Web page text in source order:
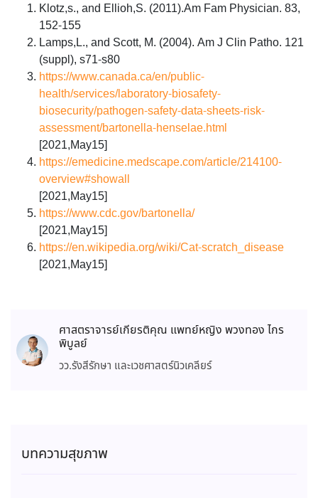
Klotz,s., and Ellioh,S. (2011).Am Fam Physician. 83,
152-155
Lamps,L., and Scott, M. (2004). Am J Clin Patho. 121
(suppl), s71-s80
https://www.canada.ca/en/public-
health/services/laboratory-biosafety-
biosecurity/pathogen-safety-data-sheets-risk-
assessment/bartonella-henselae.html
[2021,May15]
https://emedicine.medscape.com/article/214100-
overview#showall
[2021,May15]
https://www.cdc.gov/bartonella/
[2021,May15]
https://en.wikipedia.org/wiki/Cat-scratch_disease
[2021,May15]
ศาสตราจารย์เกียรติคุณ แพทย์หญิง พวงทอง ไกร
พิบูลย์
วว.รังสีรักษา และเวชศาสตร์นิวเคลียร์
บทความสุขภาพ